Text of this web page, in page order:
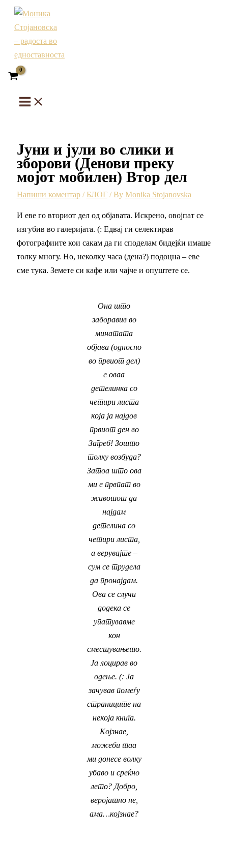
Skip
content
Јуни и јули во слики и
зборови (Денови преку
мојот мобилен) Втор дел
Напиши коментар /БЛОГ/ By Monika Stojanovska
И еве го вториот дел од објавата. Искрено, овојпат се
изгубив во галеријата. (: Едвај ги селектирав
фотографиите кои сакам да ги споделам бидејќи имаше
толку многу. Но, неколку часа (дена?) подоцна – еве
сме тука. Земете си кафе или чајче и опуштете се.
Она што
заборавив во
минатата
објава (односно
во првиот дел)
е оваа
детелинка со
четири листа
која ја најдов
првиот ден во
Загреб! Зошто
толку возбуда?
Затоа што ова
ми е првпат во
животот да
најдам
детелина со
четири листа,
а верувајте –
сум се трудела
да пронајдам.
Ова се случи
додека се
упатувавме
кон
сместувањето.
Ја лоцирав во
одење. (: Ја
зачував помеѓу
страниците на
некоја книга.
Којзнае,
можеби таа
ми донесе волку
убаво и среќно
лето? Добро,
веројатно не,
ама…којзнае?
го
твојот
коментар
тука...